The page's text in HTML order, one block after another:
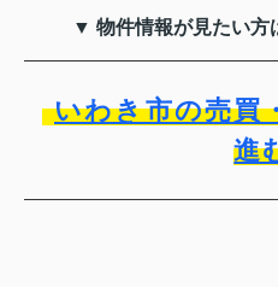
▼ 物件情報が見たい方
いわき市の売買
進